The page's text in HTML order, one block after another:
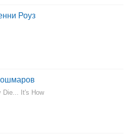
Роуз
Die... It's How